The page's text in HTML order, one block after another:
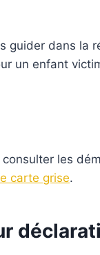
dans la
enfant
les
carte grise.